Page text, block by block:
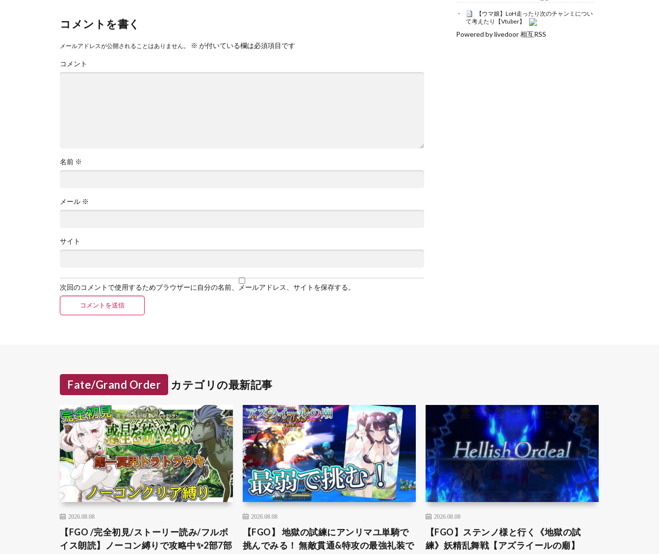
コメントを書く
メールアドレスが公開されることはありません。 ※ が付いている欄は必須項目です
コメント
名前 ※
メール ※
サイト
次回のコメントで使用するためブラウザーに自分の名前、メールアドレス、サイトを保存する。
【ウマ娘】LoH走ったり次のチャンミについ
て考えたり【Vtuber】
Powered by livedoor 相互RSS
Fate/Grand Order カテゴリの最新記事
2026.08.08
【FGO /完全初見/ストーリー読み/フルボ
イス朗読】ノーコン縛りで攻略中✨2部7部
2026.08.08
【FGO】 地獄の試練にアンリマユ単騎で
挑んでみる！ 無敵貫通&特攻の最強礼装で
2026.08.08
【FGO】ステンノ様と行く《地獄の試
練》妖精乱舞戦【アズライールの廟】